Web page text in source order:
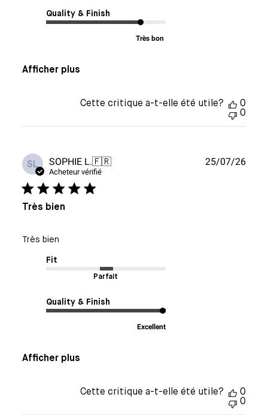
Quality & Finish
Très bon
Afficher plus
Cette critique a-t-elle été utile?
0
0
SL SOPHIE L.🇫🇷
Acheteur vérifié
Très bien
Très bien
Fit
Parfait
Quality & Finish
Excellent
Afficher plus
Date
25/07/26
Cette critique a-t-elle été utile?
0
0